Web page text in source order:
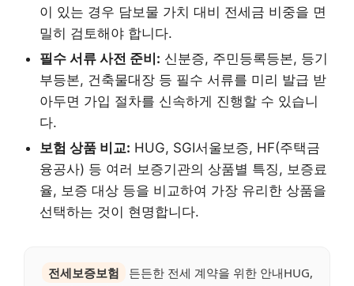
이 있는 경우 담보물 가치 대비 전세금 비중을 면
밀히 검토해야 합니다.
필수 서류 사전 준비: 신분증, 주민등록등본, 등기
부등본, 건축물대장 등 필수 서류를 미리 발급 받
아두면 가입 절차를 신속하게 진행할 수 있습니
다.
보험 상품 비교: HUG, SGI서울보증, HF(주택금
융공사) 등 여러 보증기관의 상품별 특징, 보증료
율, 보증 대상 등을 비교하여 가장 유리한 상품을
선택하는 것이 현명합니다.
전세보증보험
든든한 전세 계약을 위한 안내HUG,